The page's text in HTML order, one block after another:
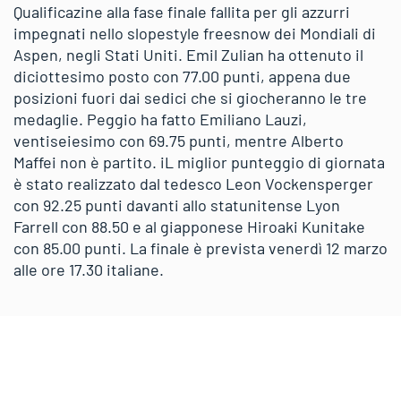
Qualificazine alla fase finale fallita per gli azzurri
impegnati nello slopestyle freesnow dei Mondiali di
Aspen, negli Stati Uniti. Emil Zulian ha ottenuto il
diciottesimo posto con 77.00 punti, appena due
posizioni fuori dai sedici che si giocheranno le tre
medaglie. Peggio ha fatto Emiliano Lauzi,
ventiseiesimo con 69.75 punti, mentre Alberto
Maffei non è partito. iL miglior punteggio di giornata
è stato realizzato dal tedesco Leon Vockensperger
con 92.25 punti davanti allo statunitense Lyon
Farrell con 88.50 e al giapponese Hiroaki Kunitake
con 85.00 punti. La finale è prevista venerdì 12 marzo
alle ore 17.30 italiane.